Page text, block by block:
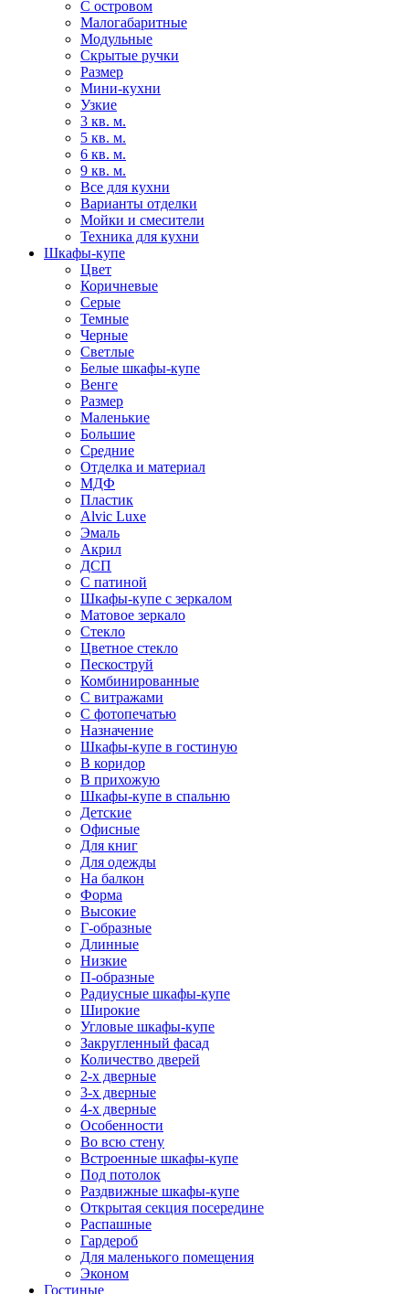
С островом
Малогабаритные
Модульные
Скрытые ручки
Размер
Мини-кухни
Узкие
3 кв. м.
5 кв. м.
6 кв. м.
9 кв. м.
Все для кухни
Варианты отделки
Мойки и смесители
Техника для кухни
Шкафы-купе
Цвет
Коричневые
Серые
Темные
Черные
Светлые
Белые шкафы-купе
Венге
Размер
Маленькие
Большие
Средние
Отделка и материал
МДФ
Пластик
Alvic Luxe
Эмаль
Акрил
ДСП
С патиной
Шкафы-купе с зеркалом
Матовое зеркало
Стекло
Цветное стекло
Пескоструй
Комбинированные
С витражами
С фотопечатью
Назначение
Шкафы-купе в гостиную
В коридор
В прихожую
Шкафы-купе в спальню
Детские
Офисные
Для книг
Для одежды
На балкон
Форма
Высокие
Г-образные
Длинные
Низкие
П-образные
Радиусные шкафы-купе
Широкие
Угловые шкафы-купе
Закругленный фасад
Количество дверей
2-х дверные
3-х дверные
4-х дверные
Особенности
Во всю стену
Встроенные шкафы-купе
Под потолок
Раздвижные шкафы-купе
Открытая секция посередине
Распашные
Гардероб
Для маленького помещения
Эконом
Гостиные